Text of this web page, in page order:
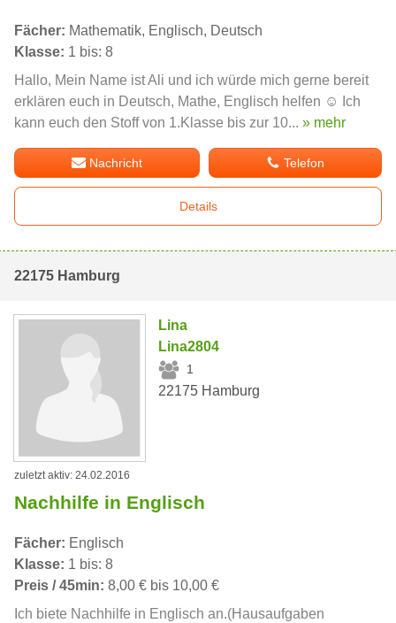
Fächer: Mathematik, Englisch, Deutsch
Klasse: 1 bis: 8
Hallo, Mein Name ist Ali und ich würde mich gerne bereit
erklären euch in Deutsch, Mathe, Englisch helfen ☺ Ich
kann euch den Stoff von 1.Klasse bis zur 10... » mehr
Nachricht Telefon
Details
22175 Hamburg
Lina
Lina2804
1
22175 Hamburg
zuletzt aktiv: 24.02.2016
Nachhilfe in Englisch
Fächer: Englisch
Klasse: 1 bis: 8
Preis / 45min: 8,00 € bis 10,00 €
Ich biete Nachhilfe in Englisch an.(Hausaufgaben